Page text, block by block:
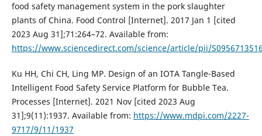
food safety management system in the pork slaughter
plants of China. Food Control [Internet]. 2017 Jan 1 [cited
2023 Aug 31];71:264–72. Available from:
https://www.sciencedirect.com/science/article/pii/
Ku HH, Chi CH, Ling MP. Design of an IOTA Tangle-Based
Intelligent Food Safety Service Platform for Bubble Tea.
Processes [Internet]. 2021 Nov [cited 2023 Aug
31];9(11):1937. Available from: https://www.mdpi.com/2227-
9717/9/11/1937